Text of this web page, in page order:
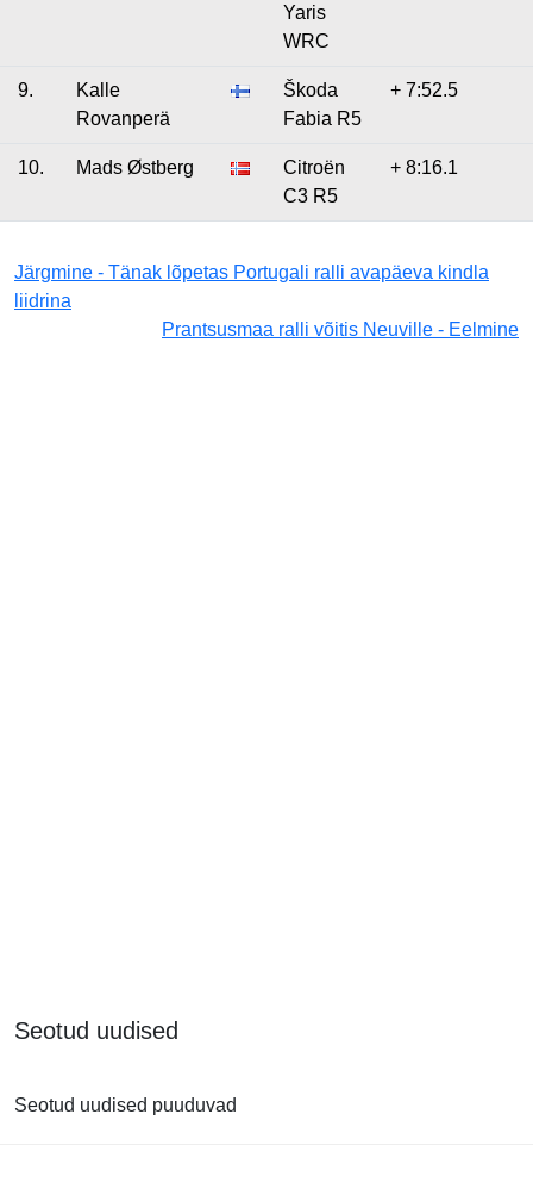
Yaris
WRC
9.
Kalle
Rovanperä
Škoda
Fabia R5
+ 7:52.5
10. Mads Østberg
Citroën
C3 R5
+ 8:16.1
Järgmine - Tänak lõpetas Portugali ralli avapäeva kindla
liidrina
Prantsusmaa ralli võitis Neuville - Eelmine
Seotud uudised
Seotud uudised puuduvad